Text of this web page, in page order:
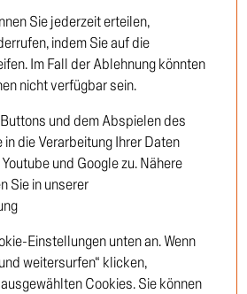
Motorbremse
sehen, müssen Sie sich
werden
Einloggen
Neukunde
Sie jederzeit erteilen,
indem Sie auf die
Im Fall der Ablehnung könnten
nicht verfügbar sein.
und dem Abspielen des
die Verarbeitung Ihrer Daten
und Google zu. Nähere
Sie in unserer
Einstellungen unten an. Wenn
weitersurfen“ klicken,
Cookies. Sie können